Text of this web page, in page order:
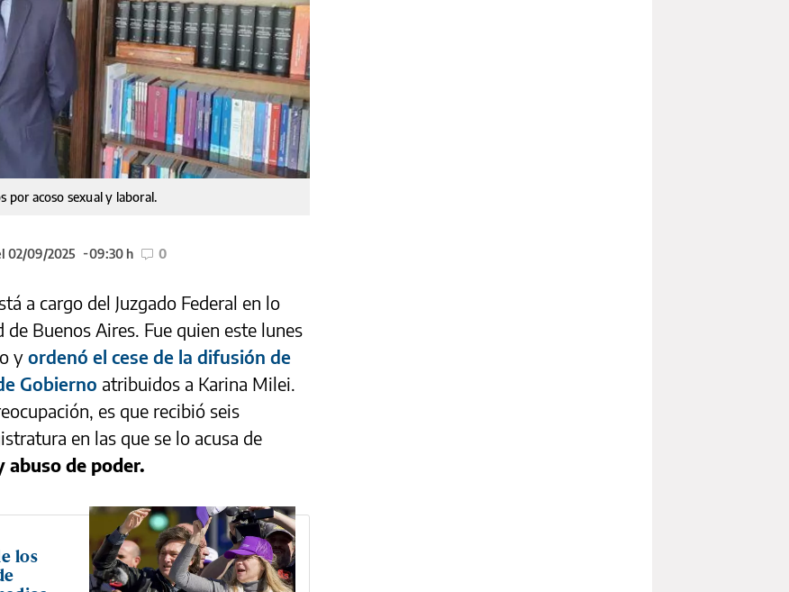
por acoso sexual y laboral.
02/09/2025 09:30 h 0
a cargo del Juzgado Federal en lo
Buenos Aires. Fue quien este lunes
y ordenó el cese de la difusión de
Gobierno atribuidos a Karina Milei.
es que recibió seis
en las que se lo acusa de
de poder.
los